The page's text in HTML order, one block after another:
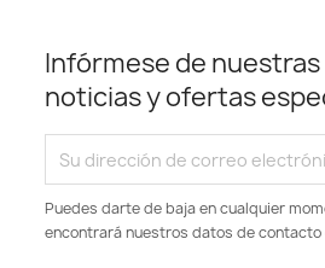
Infórmese de
noticias y ofertas
Puedes darte de baja en cualquier
encontrará nuestros datos de contacto